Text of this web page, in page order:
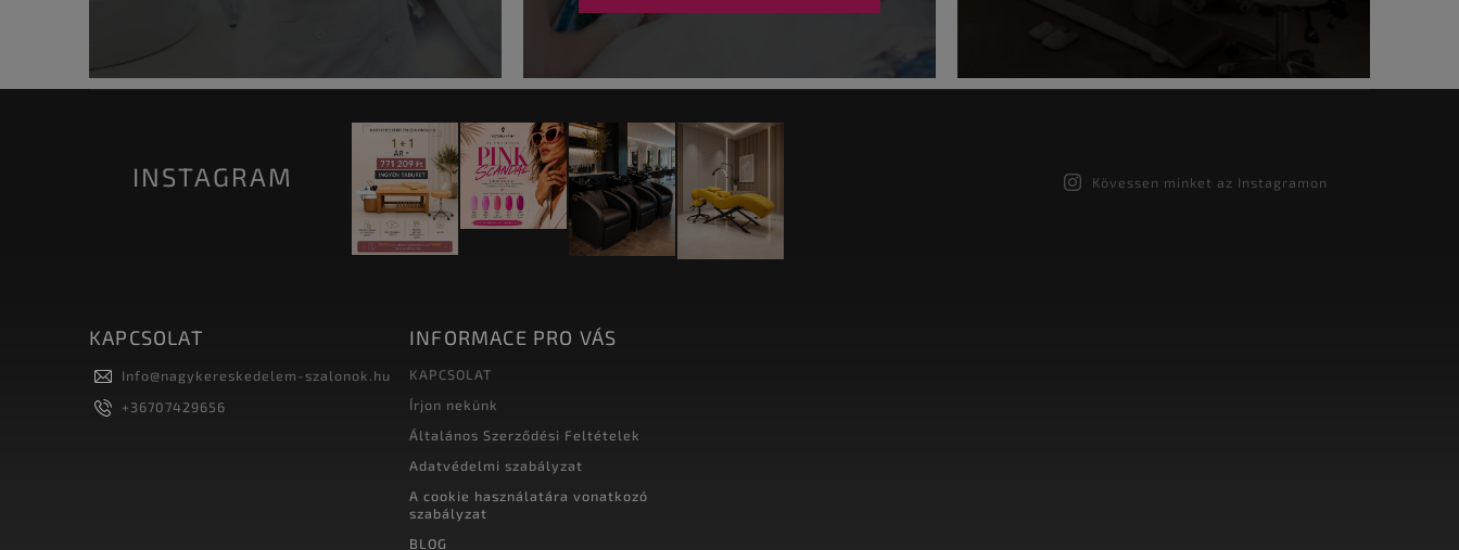
INSTAGRAM Kövessen minket az Instagramon
KAPCSOLAT
Info@nagykereskedelem-szalonok.hu
+36707429656
INFORMACE PRO VÁS
KAPCSOLAT
Írjon nekünk
Általános Szerződési Feltételek
Adatvédelmi szabályzat
A cookie használatára vonatkozó
szabályzat
BLOG